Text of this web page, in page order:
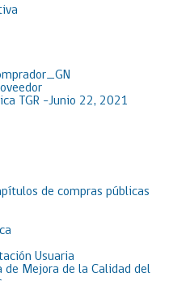
TGR -Junio 22, 2021
de compras públicas
Usuaria
de Mejora de la Calidad del